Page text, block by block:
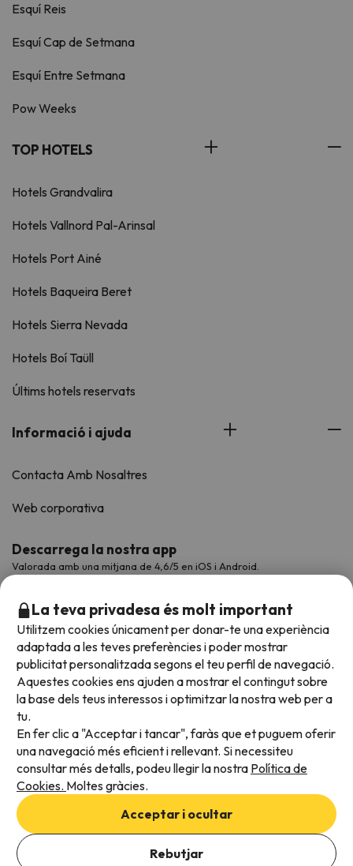
Afegeix les dates per comprovar la disponibilitat
Esquí Reis
Esquí Cap de Setmana
Esquí Entre Setmana
Pow Weeks
TOP HOTELS
Hotels Grandvalira
Hotels Vallnord Pal-Arinsal
Hotels Port Ainé
Hotels Baqueira Beret
Hotels Sierra Nevada
Hotels Boí Taüll
Últims hotels reservats
Informació i ajuda
Contacta Amb Nosaltres
Web corporativa
Descarrega la nostra app
Valorada amb una mitjana de 4,6/5 en iOS i Android.
Acceptem
Condicions generals
Privadesa de dades
Política de cookies
La teva privadesa és molt important
Utilitzem cookies únicament per donar-te una experiència
adaptada a les teves preferències i poder mostrar
publicitat personalitzada segons el teu perfil de navegació.
Aquestes cookies ens ajuden a mostrar el contingut sobre
la base dels teus interessos i optimitzar la nostra web per a
tu.
En fer clic a "Acceptar i tancar", faràs que et puguem oferir
una navegació més eficient i rellevant. Si necessiteu
consultar més detalls, podeu llegir la nostra Política de
Cookies. Moltes gràcies.
Acceptar i ocultar
Rebutjar